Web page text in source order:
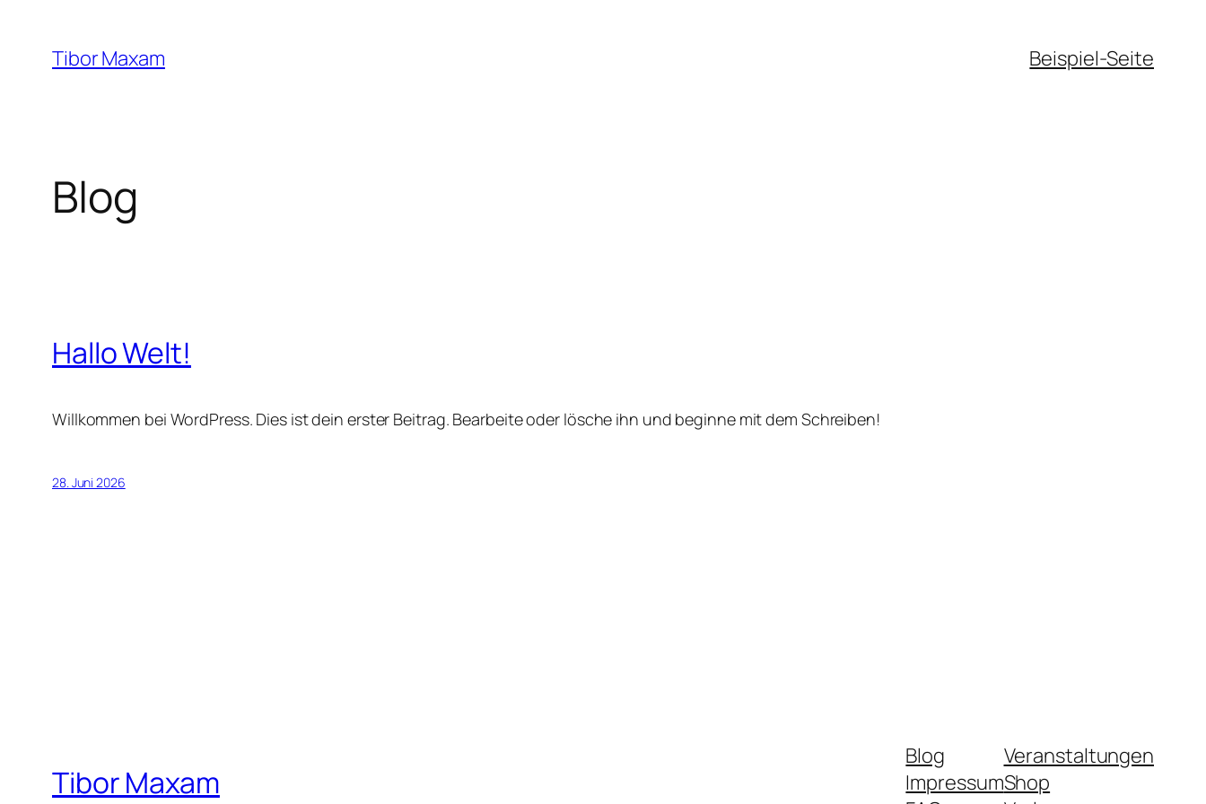
Inhalt
springen
Tibor Maxam Beispiel-Seite
Blog
Hallo Welt!
Willkommen bei WordPress. Dies ist dein erster Beitrag. Bearbeite oder lösche ihn und beginne mit dem Schreiben!
28. Juni 2026
Tibor Maxam
Blog
Impressum
Veranstaltungen
Shop